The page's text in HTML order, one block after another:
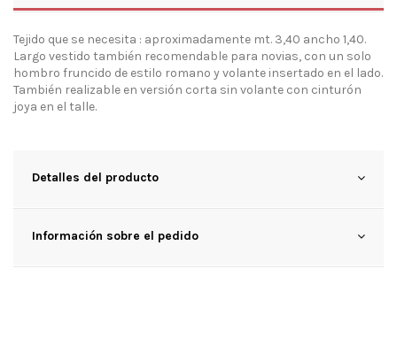
Tejido que se necesita : aproximadamente mt. 3,40 ancho 1,40.
Largo vestido también recomendable para novias, con un solo
hombro fruncido de estilo romano y volante insertado en el lado.
También realizable en versión corta sin volante con cinturón
joya en el talle.
Detalles del producto
Información sobre el pedido